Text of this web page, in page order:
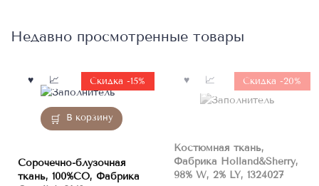
Недавно просмотренные товары
В корзину
Скидка -15%
Сорочечно-блузочная
ткань, 100%CO, Фабрика
Нет в
наличииСкидка -20%
Костюмная ткань,
Фабрика Holland&Sherry,
98% W, 2% LY, 1324027